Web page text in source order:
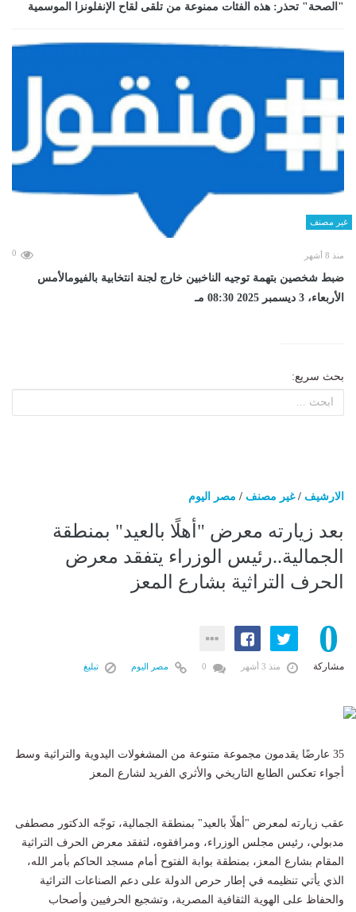
"الصحة" تحذر: هذه الفئات ممنوعة من تلقى لقاح الإنفلونزا الموسمية
غير مصنف
منذ 8 أشهر 0
ضبط شخصين بتهمة توجيه الناخبين خارج لجنة انتخابية بالفيومالأمس
الأربعاء، 3 ديسمبر 2025 08:30 مـ
بحث سريع:
الارشيف /غير مصنف / مصر اليوم
بعد زيارته معرض "أهلًا بالعيد" بمنطقة
الجمالية..رئيس الوزراء يتفقد معرض
الحرف التراثية بشارع المعز
0
مشاركة منذ 3 أشهر مصر اليوم تبليغ
35 عارضًا يقدمون مجموعة متنوعة من المشغولات اليدوية والتراثية وسط
أجواء تعكس الطابع التاريخي والأثري الفريد لشارع المعز
عقب زيارته لمعرض "أهلًا بالعيد" بمنطقة الجمالية، توجّه الدكتور مصطفى
مدبولي، رئيس مجلس الوزراء، ومرافقوه، لتفقد معرض الحرف التراثية
المقام بشارع المعز، بمنطقة بوابة الفتوح أمام مسجد الحاكم بأمر الله،
الذي يأتي تنظيمه في إطار حرص الدولة على دعم الصناعات التراثية
والحفاظ على الهوية الثقافية المصرية، وتشجيع الحرفيين وأصحاب